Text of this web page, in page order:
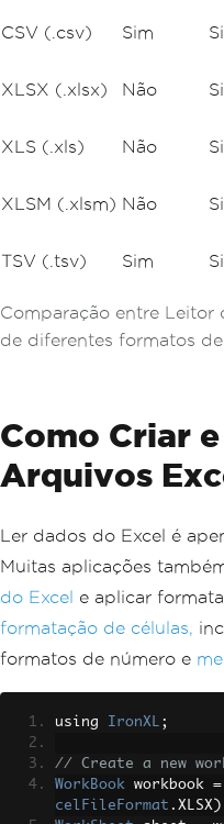
Comparação entre Leitor
de diferentes formatos
CSV (.csv) Sim
XLSX (.xlsx) Não
XLS (.xls) Não
XLSM (.xlsm) Não
TSV (.tsv) Sim
Como Criar
Arquivos
Ler dados do Excel é
Muitas aplicações
do Excel e aplicar
formatação de células,
formatos de número e
using IronXL ;
// Create a new
WorkBook workbook =
celFileFormat . XLSX